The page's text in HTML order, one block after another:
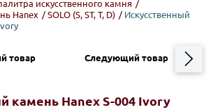
искусственного камня /
Hanex /SOLO (S, ST, T, D) / Искусственный
камень Hanex S-004 Ivory